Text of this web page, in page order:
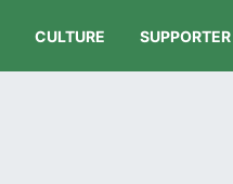
CULTURE SUPPORTER